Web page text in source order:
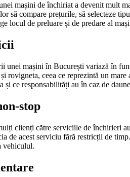
mașini de închiriat a devenit mult
să compare prețurile, să selecteze
locul de preluare și de predare al
unei mașini în București variază în
rovigneta, ceea ce reprezintă un
și ce responsabilități au în caz de
stop
clienți către serviciile de închirieri
de acest serviciu fără restricții de
vehiculul.